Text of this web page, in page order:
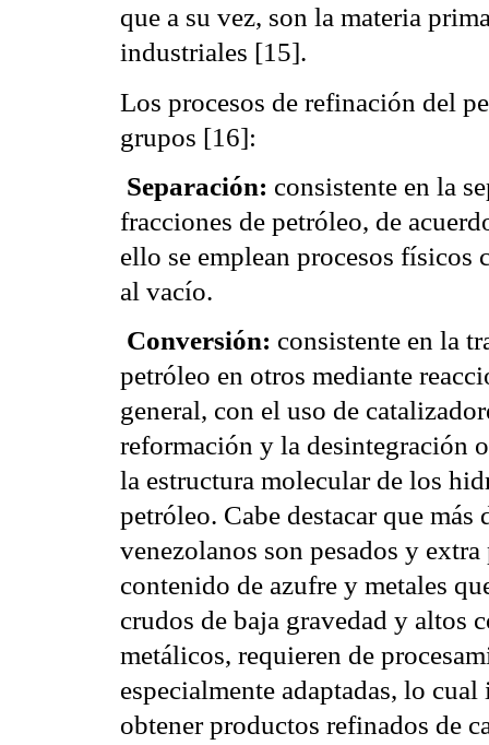
que a su vez, son la materia
industriales [15].
Los procesos de refinación del
grupos [16]:
 Separación: consistente en la
fracciones de petróleo, de
ello se emplean procesos
al vacío.
 Conversión: consistente en la
petróleo en otros mediante
general, con el uso de
reformación y la desintegración
la estructura molecular de los
petróleo. Cabe destacar que
venezolanos son pesados y
contenido de azufre y metales
crudos de baja gravedad y altos
metálicos, requieren de
especialmente adaptadas, lo
obtener productos refinados de